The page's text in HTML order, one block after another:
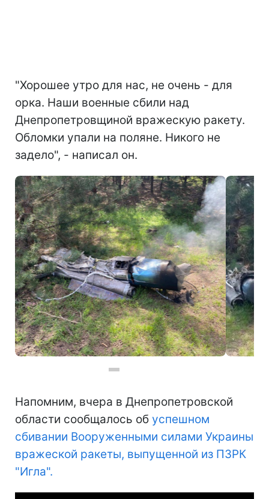
"Хорошее утро для нас, не очень - для
орка. Наши военные сбили над
Днепропетровщиной вражескую ракету.
Обломки упали на поляне. Никого не
задело", - написал он.
Напомним, вчера в Днепропетровской
области сообщалось об успешном
сбивании Вооруженными силами Украины
вражеской ракеты, выпущенной из ПЗРК
"Игла".